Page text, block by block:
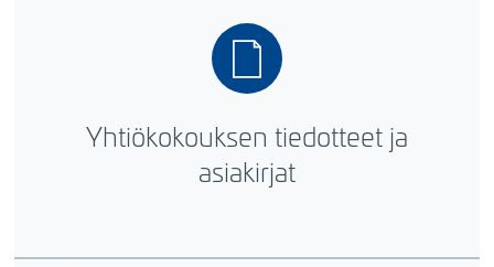
Yhtiökokouksen tiedotteet ja
asiakirjat